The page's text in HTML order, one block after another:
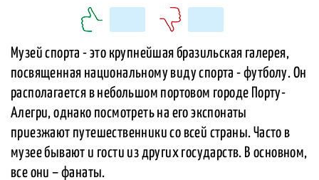
Музей спорта - это крупнейшая бразильская галерея,
посвященная национальному виду спорта - футболу. Он
располагается в небольшом портовом городе Порту-
Алегри, однако посмотреть на его экспонаты
приезжают путешественники со всей страны. Часто в
музее бывают и гости из других государств. В основном,
все они – фанаты.